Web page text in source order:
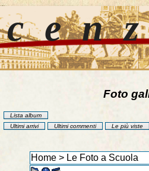
Foto
Lista album
Ultimi arrivi
Ultimi commenti Le più viste
Home> Le Foto a Scuola